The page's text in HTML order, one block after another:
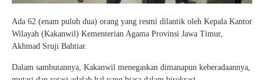
Ada 62 (enam puluh dua) orang yang resmi dilantik oleh Kepala Kantor
Wilayah (Kakanwil) Kementerian Agama Provinsi Jawa Timur,
Akhmad Sruji Bahtiar.
Dalam sambutannya, Kakanwil menegaskan dimanapun keberadaannya,